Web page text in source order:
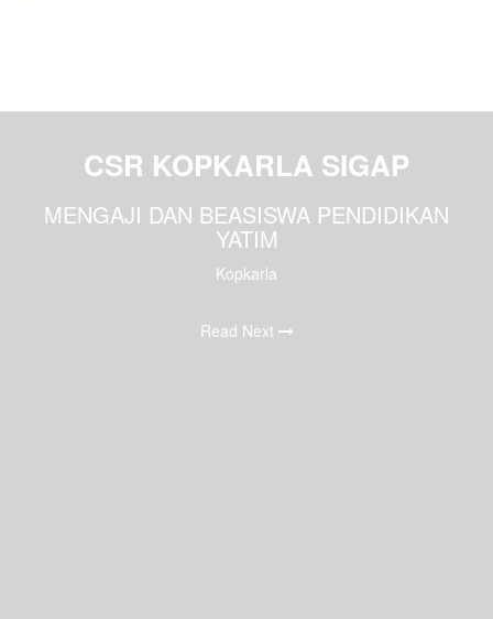
CSR KOPKARLA SIGAP
MENGAJI DAN BEASISWA PENDIDIKAN
YATIM
Kopkarla
Read Next